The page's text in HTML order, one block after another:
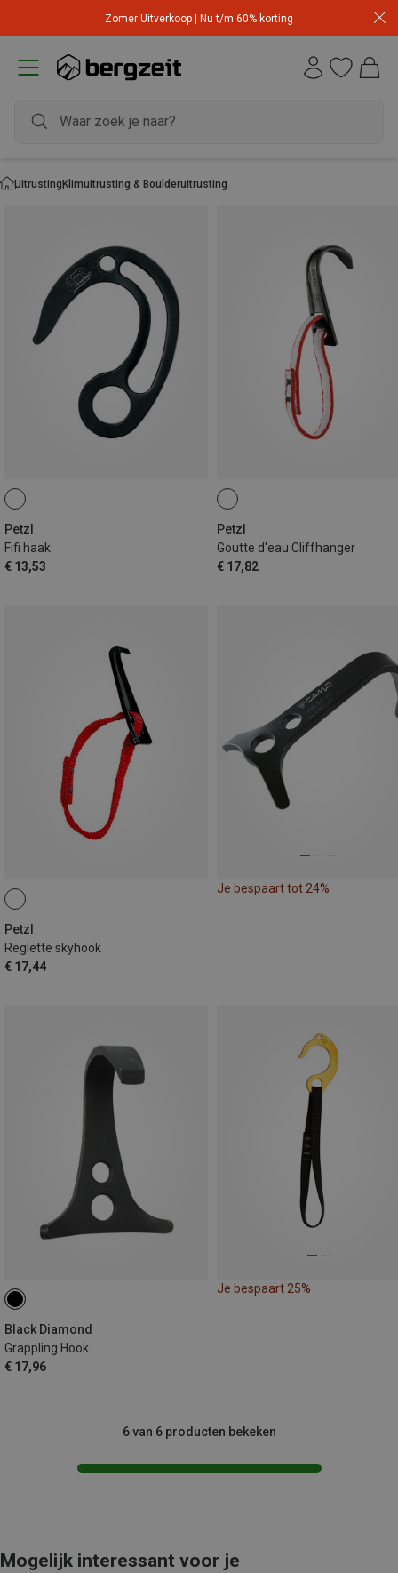
Zomer Uitverkoop | Nu t/m 60% korting
UitrustingKlimuitrusting & Boulderuitrusting
Petzl
Fifi haak
€ 13,53
Petzl
Goutte d'eau Cliffhanger
€ 17,82
Petzl
Reglette skyhook
€ 17,44
Je bespaart tot 24%
Black Diamond
Grappling Hook
€ 17,96
Je bespaart 25%
6 van 6 producten bekeken
Mogelijk interessant voor je